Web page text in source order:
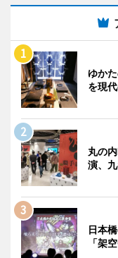
ゆか
を現
丸の
演、
日本
「架